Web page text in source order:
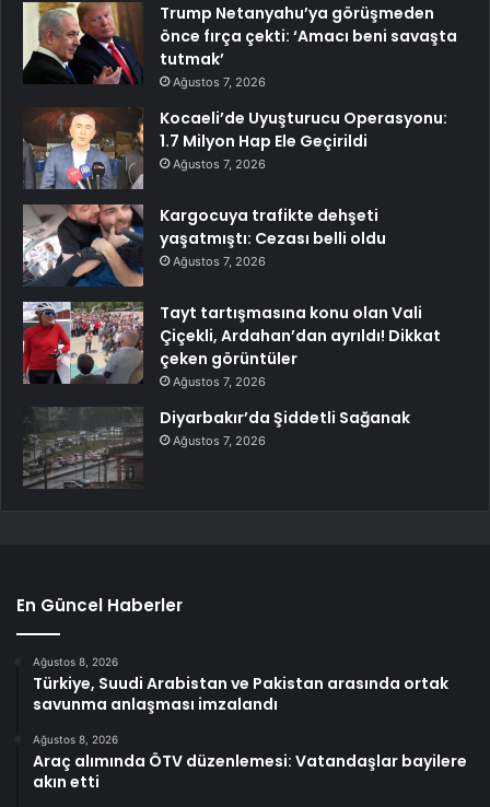
Trump Netanyahu’ya görüşmeden
önce fırça çekti: ‘Amacı beni savaşta
tutmak’
Ağustos 7, 2026
Kocaeli’de Uyuşturucu Operasyonu:
1.7 Milyon Hap Ele Geçirildi
Ağustos 7, 2026
Kargocuya trafikte dehşeti
yaşatmıştı: Cezası belli oldu
Ağustos 7, 2026
Tayt tartışmasına konu olan Vali
Çiçekli, Ardahan’dan ayrıldı! Dikkat
çeken görüntüler
Ağustos 7, 2026
Diyarbakır’da Şiddetli Sağanak
Ağustos 7, 2026
En Güncel Haberler
Ağustos 8, 2026
Türkiye, Suudi Arabistan ve Pakistan arasında ortak
savunma anlaşması imzalandı
Ağustos 8, 2026
Araç alımında ÖTV düzenlemesi: Vatandaşlar bayilere
akın etti